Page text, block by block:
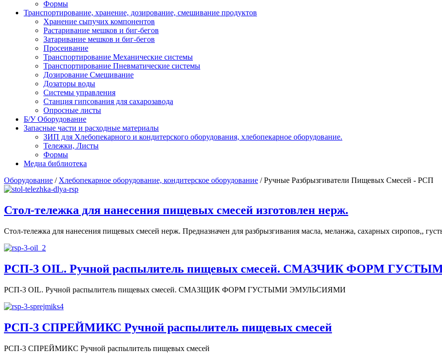
Формы
Транспортирование, хранение, дозирование, смешивание продуктов
Хранение сыпучих компонентов
Растаривание мешков и биг-бегов
Затаривание мешков и биг-бегов
Просеивание
Транспортирование Механические системы
Транспортирование Пневматические системы
Дозирование Смешивание
Дозаторы воды
Системы управления
Станция гипсования для сахарозавода
Опросные листы
Б/У Оборудование
Запасные части и расходные материалы
ЗИП для Хлебопекарного и кондитерского оборудования, хлебопекарное оборудование.
Тележки, Листы
Формы
Медиа библиотека
Оборудование /Хлебопекарное оборудование, кондитерское оборудование /Ручные Разбрызгиватели Пищевых Смесей - РСП
Стол-тележка для нанесения пищевых смесей изготовлен нерж.
Стол-тележка для нанесения пищевых смесей нерж. Предназначен для разбрызгивания масла, меланжа, сахарных сиропов,,
РСП-3 OIL. Ручной распылитель пищевых смесей. СМАЗЧИК ФОРМ
РСП-3 OIL. Ручной распылитель пищевых смесей. СМАЗЩИК ФОРМ ГУСТЫМИ ЭМУЛЬСИЯМИ
РСП-3 СПРЕЙМИКС Ручной распылитель пищевых смесей
РСП-3 СПРЕЙМИКС Ручной распылитель пищевых смесей